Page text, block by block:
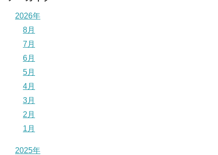
2026年
8月
7月
6月
5月
4月
3月
2月
1月
2025年